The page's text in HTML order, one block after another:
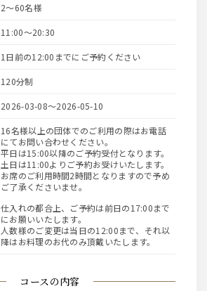
コースの内容
2〜60名様
11:00〜20:30
1日前の12:00までにご予約ください
120分制
2026-03-08〜2026-05-10
16名様以上の団体でのご利用の際はお電話
にてお問い合わせください。
平日は15:00以降のご予約受付となります。
土日は11:00よりご予約お受けいたします。
お席のご利用時間2時間となりますので予め
ご了承くださいませ。
仕入れの都合上、ご予約は前日の17:00まで
にお願いいたします。
人数様のご変更は当日の12:00まで、それ以
降はお料理のお代のみ頂戴いたします。